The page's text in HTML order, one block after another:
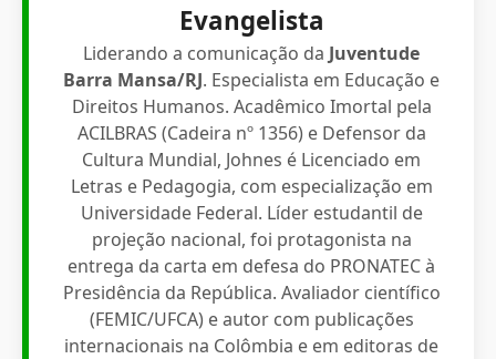
Evangelista
Liderando a comunicação da Juventude
Barra Mansa/RJ. Especialista em Educação e
Direitos Humanos. Acadêmico Imortal pela
ACILBRAS (Cadeira nº 1356) e Defensor da
Cultura Mundial, Johnes é Licenciado em
Letras e Pedagogia, com especialização em
Universidade Federal. Líder estudantil de
projeção nacional, foi protagonista na
entrega da carta em defesa do PRONATEC à
Presidência da República. Avaliador científico
(FEMIC/UFCA) e autor com publicações
internacionais na Colômbia e em editoras de